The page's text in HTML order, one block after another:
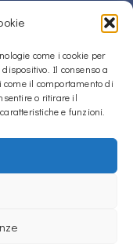
come i cookie per
Il consenso a
il comportamento di
o ritirare il
e funzioni.
‘e su Monte a